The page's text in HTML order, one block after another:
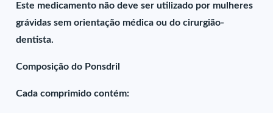
Este medicamento não deve ser utilizado por mulheres
grávidas sem orientação médica ou do cirurgião-
dentista.
Composição do Ponsdril
Cada comprimido contém: